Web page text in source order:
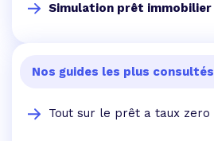
Simulation prêt immobilier
Nos guides les plus consultés
Tout sur le prêt a taux zero